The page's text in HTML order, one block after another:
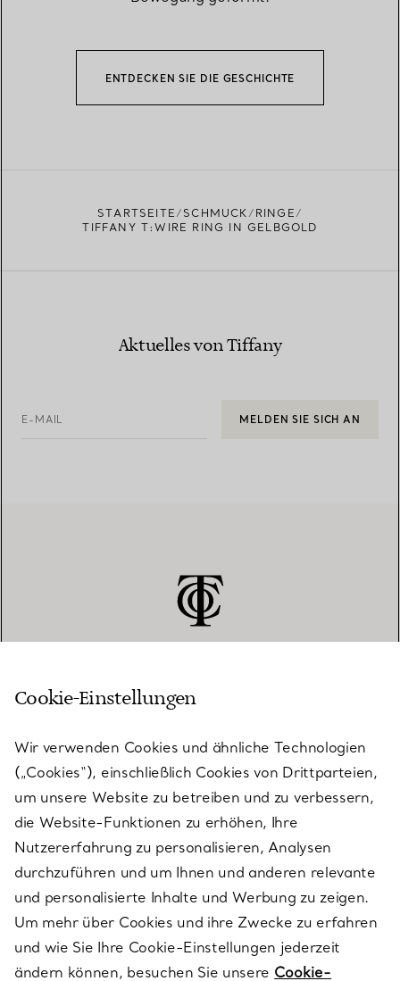
ENTDECKEN SIE DIE GESCHICHTE
STARTSEITE SCHMUCK
RINGE
TIFFANY T:WIRE RING IN GELBGOLD
Aktuelles von Tiffany
E-MAIL MELDEN SIE SICH AN
KUNDENSERVICE
SERVICES
ÜBER TIFFANY & CO.
RECHTLICHE HINWEISE
Cookie-Einstellungen
Wir verwenden Cookies und ähnliche Technologien
(„Cookies“), einschließlich Cookies von Drittparteien,
um unsere Website zu betreiben und zu verbessern,
die Website-Funktionen zu erhöhen, Ihre
Nutzererfahrung zu personalisieren, Analysen
durchzuführen und um Ihnen und anderen relevante
und personalisierte Inhalte und Werbung zu zeigen.
Um mehr über Cookies und ihre Zwecke zu erfahren
und wie Sie Ihre Cookie-Einstellungen jederzeit
ändern können, besuchen Sie unsere Cookie-